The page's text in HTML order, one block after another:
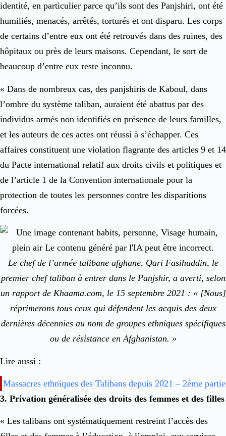
identité, en particulier parce qu’ils sont des Panjshiri, ont été
humiliés, menacés, arrêtés, torturés et ont disparu. Les corps
de certains d’entre eux ont été retrouvés dans des ruines, des
hôpitaux ou près de leurs maisons. Cependant, le sort de
beaucoup d’entre eux reste inconnu.
« Dans de nombreux cas, des panjshiris de Kaboul, dans
l’ombre du système taliban, auraient été abattus par des
individus armés non identifiés en présence de leurs familles,
et les auteurs de ces actes ont réussi à s’échapper. Ces
affaires constituent une violation flagrante des articles 9 et 14
du Pacte international relatif aux droits civils et politiques et
de l’article 1 de la Convention internationale pour la
protection de toutes les personnes contre les disparitions
forcées.
Le chef de l’armée talibane afghane, Qari Fasihuddin, le
premier chef taliban à entrer dans le Panjshir, a averti, selon
un rapport de Khaama.com, le 15 septembre 2021 : « [Nous]
réprimerons tous ceux qui défendent les acquis des deux
dernières décennies au nom de groupes ethniques spécifiques
ou de résistance en Afghanistan. »
Lire aussi :
Massacres ethniques des Talibans depuis 2021 – 2ème partie
3. Privation généralisée des droits des femmes et des filles
« Les talibans ont systématiquement restreint l’accès des